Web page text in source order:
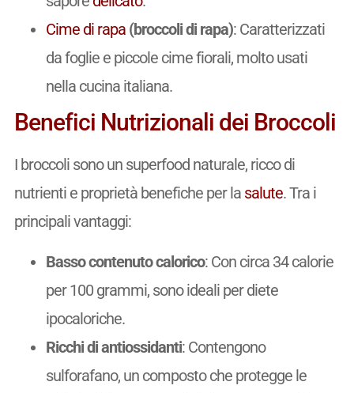
Cime di rapa(broccoli di rapa): Caratterizzati
da foglie e piccole cime fiorali, molto usati
nella cucina italiana.
Benefici Nutrizionali dei Broccoli
I broccoli sono un superfood naturale, ricco di
nutrienti e proprietà benefiche per la salute. Tra i
principali vantaggi:
Basso contenuto calorico: Con circa 34 calorie
per 100 grammi, sono ideali per diete
ipocaloriche.
Ricchi di antiossidanti: Contengono
sulforafano, un composto che protegge le